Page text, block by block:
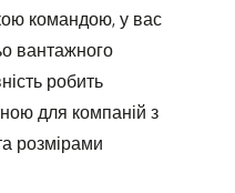
командою, у вас
вантажного
робить
для компаній з
розмірами